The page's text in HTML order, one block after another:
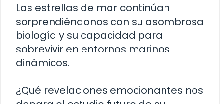
Las estrellas de mar continúan
sorprendiéndonos con su asombrosa
biología y su capacidad para
sobrevivir en entornos marinos
dinámicos.
¿Qué revelaciones emocionantes nos